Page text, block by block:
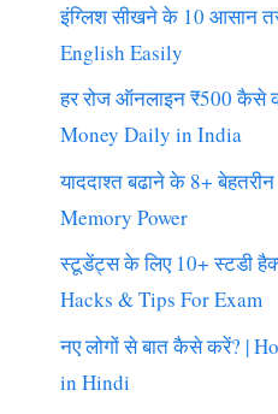
इंग्लिश सीखने के 10 आसान
English Easily
हर रोज ऑनलाइन ₹500 कैसे
Money Daily in India
याददाश्त बढाने के 8+
Memory Power
स्टूडेंट्स के लिए 10+ स्टडी
Hacks & Tips For Exam
नए लोगों से बात कैसे करें? |
in Hindi